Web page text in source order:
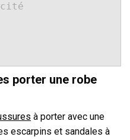
porter une robe
à porter avec une
escarpins et sandales à